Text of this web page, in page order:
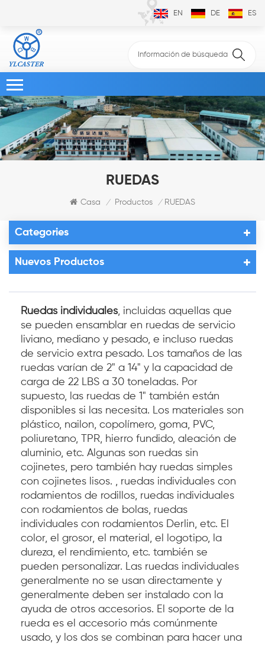
EN DE ES
RUEDAS
Casa / Productos / RUEDAS
Categories
Nuevos Productos
Ruedas individuales, incluidas aquellas que
se pueden ensamblar en ruedas de servicio
liviano, mediano y pesado, e incluso ruedas
de servicio extra pesado. Los tamaños de las
ruedas varían de 2" a 14" y la capacidad de
carga de 22 LBS a 30 toneladas. Por
supuesto, las ruedas de 1" también están
disponibles si las necesita. Los materiales son
plástico, nailon, copolímero, goma, PVC,
poliuretano, TPR, hierro fundido, aleación de
aluminio, etc. Algunas son ruedas sin
cojinetes, pero también hay ruedas simples
con cojinetes lisos. , ruedas individuales con
rodamientos de rodillos, ruedas individuales
con rodamientos de bolas, ruedas
individuales con rodamientos Derlin, etc. El
color, el grosor, el material, el logotipo, la
dureza, el rendimiento, etc. también se
pueden personalizar. Las ruedas individuales
generalmente no se usan directamente y
generalmente deben ser instalado con la
ayuda de otros accesorios. El soporte de la
rueda es el accesorio más comúnmente
usado, y los dos se combinan para hacer una